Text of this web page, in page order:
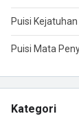
Puisi
Puisi Mata
Kategori